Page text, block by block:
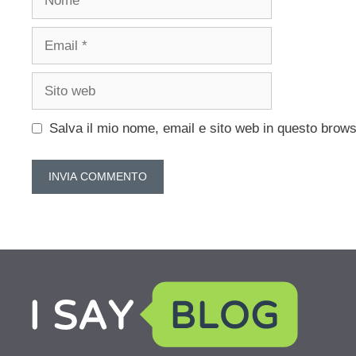
Email
Sito
Salva il mio nome, email e sito web in questo